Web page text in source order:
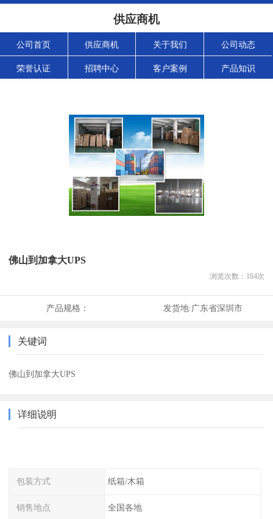
供应商机
公司首页 供应商机 关于我们 公司动态
荣誉认证 招聘中心 客户案例 产品知识
佛山到加拿大UPS
浏览次数： 184次
产品规格： 发货地:广东省深圳市
关键词
佛山到加拿大UPS
详细说明
包装方式 纸箱/木箱
销售地点 全国各地